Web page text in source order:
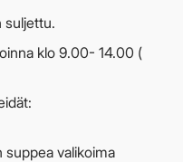
suljettu.
klo 9.00- 14.00 (
suppea valikoima